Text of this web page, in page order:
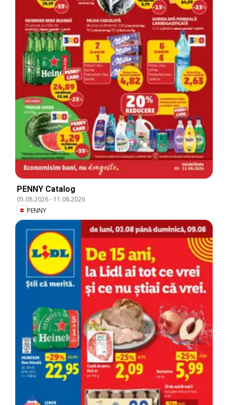
PENNY Catalog
05.08.2026- 11.08.2026
PENNY